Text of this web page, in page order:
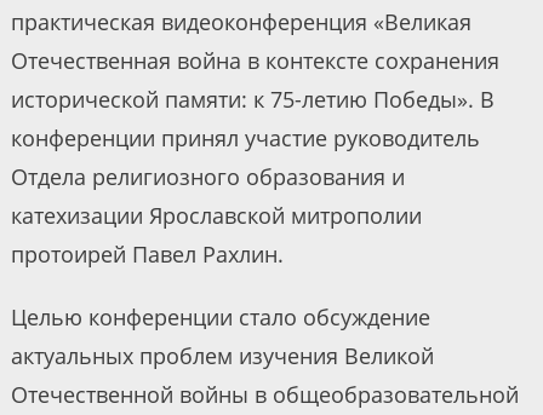
практическая видеоконференция «Великая
Отечественная война в контексте сохранения
исторической памяти: к 75-летию Победы». В
конференции принял участие руководитель
Отдела религиозного образования и
катехизации Ярославской митрополии
протоирей Павел Рахлин.
Целью конференции стало обсуждение
актуальных проблем изучения Великой
Отечественной войны в общеобразовательной